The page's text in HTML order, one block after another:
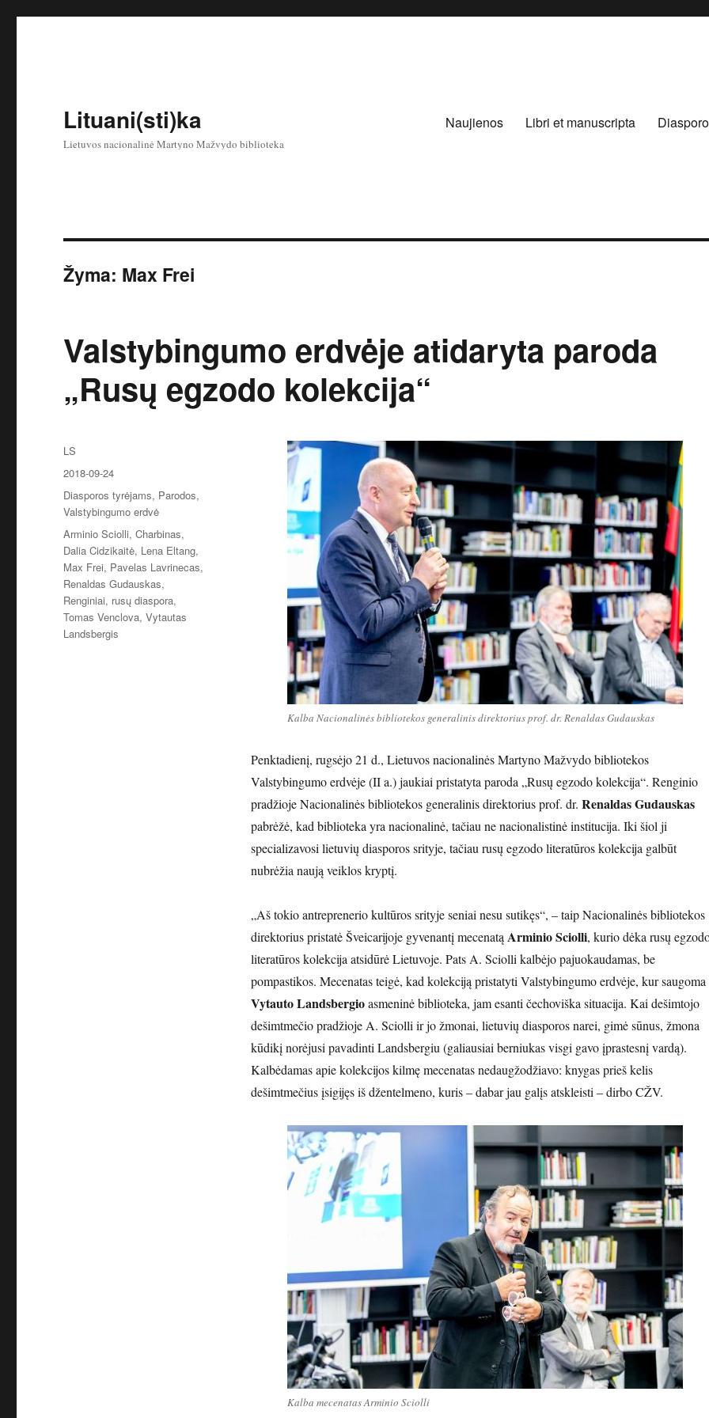
Lituani(sti)ka
Lietuvos nacionalinė Martyno Mažvydo biblioteka
Naujienos Libri et manuscripta
Žyma: Max Frei
Valstybingumo erdvėje atidaryta paroda
„Rusų egzodo kolekcija“
Kalba Nacionalinės bibliotekos generalinis direktorius prof. dr. Renaldas Gudauskas
Penktadienį, rugsėjo 21 d., Lietuvos nacionalinės Martyno Mažvydo bibliotekos
Valstybingumo erdvėje (II a.) jaukiai pristatyta paroda „Rusų egzodo kolekcija“. Renginio
pradžioje Nacionalinės bibliotekos generalinis direktorius prof. dr. Renaldas Gudauskas
pabrėžė, kad biblioteka yra nacionalinė, tačiau ne nacionalistinė institucija. Iki šiol ji
specializavosi lietuvių diasporos srityje, tačiau rusų egzodo literatūros kolekcija galbūt
nubrėžia naują veiklos kryptį.
„Aš tokio antreprenerio kultūros srityje seniai nesu sutikęs“, – taip Nacionalinės bibliotekos
direktorius pristatė Šveicarijoje gyvenantį mecenatąArminio Sciolli, kurio dėka rusų
literatūros kolekcija atsidūrė Lietuvoje. Pats A. Sciolli kalbėjo pajuokaudamas, be
pompastikos. Mecenatas teigė, kad kolekciją pristatyti Valstybingumo erdvėje, kur saugoma
Vytauto Landsbergioasmeninė biblioteka, jam esanti čechoviška situacija. Kai dešimtojo
dešimtmečio pradžioje A. Sciolli ir jo žmonai, lietuvių diasporos narei, gimė sūnus, žmona
kūdikį norėjusi pavadinti Landsbergiu (galiausiai berniukas visgi gavo įprastesnį vardą).
Kalbėdamas apie kolekcijos kilmę mecenatas nedaugžodžiavo: knygas prieš kelis
dešimtmečius įsigijęs iš džentelmeno, kuris – dabar jau galįs atskleisti – dirbo CŽV.
Kalba mecenatas Arminio Sciolli
Autorius
LS
Paskelbta
2018-09-24
Kategorijos
Diasporos tyrėjams, Parodos,
Valstybingumo erdvė
Žymos
Arminio Sciolli,Charbinas,
Dalia Cidzikaitė, Lena Eltang,
Max Frei, Pavelas Lavrinecas,
Renaldas Gudauskas,
Renginiai, rusų diaspora,
Tomas Venclova,Vytautas
Landsbergis